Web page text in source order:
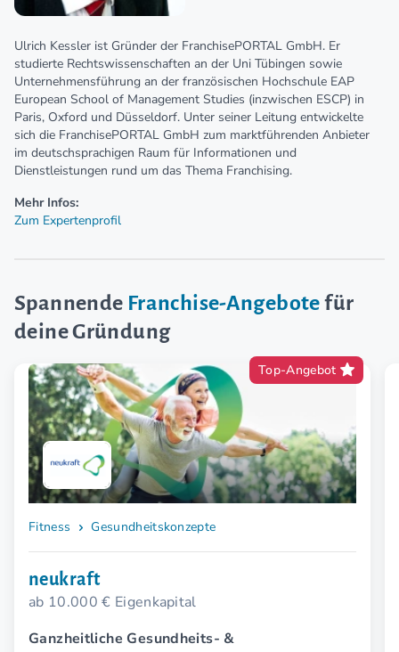
Ulrich Kessler ist Gründer der FranchisePORTAL GmbH. Er
studierte Rechtswissenschaften an der Uni Tübingen sowie
Unternehmensführung an der französischen Hochschule EAP
European School of Management Studies (inzwischen ESCP) in
Paris, Oxford und Düsseldorf. Unter seiner Leitung entwickelte
sich die FranchisePORTAL GmbH zum marktführenden Anbieter
im deutschsprachigen Raum für Informationen und
Dienstleistungen rund um das Thema Franchising.
Mehr Infos:
Zum Expertenprofil
Spannende Franchise-Angebotefür
deine Gründung
Top-Angebot
Fitness Gesundheitskonzepte
neukraft
ab 10.000 € Eigenkapital
Ganzheitliche Gesundheits- &